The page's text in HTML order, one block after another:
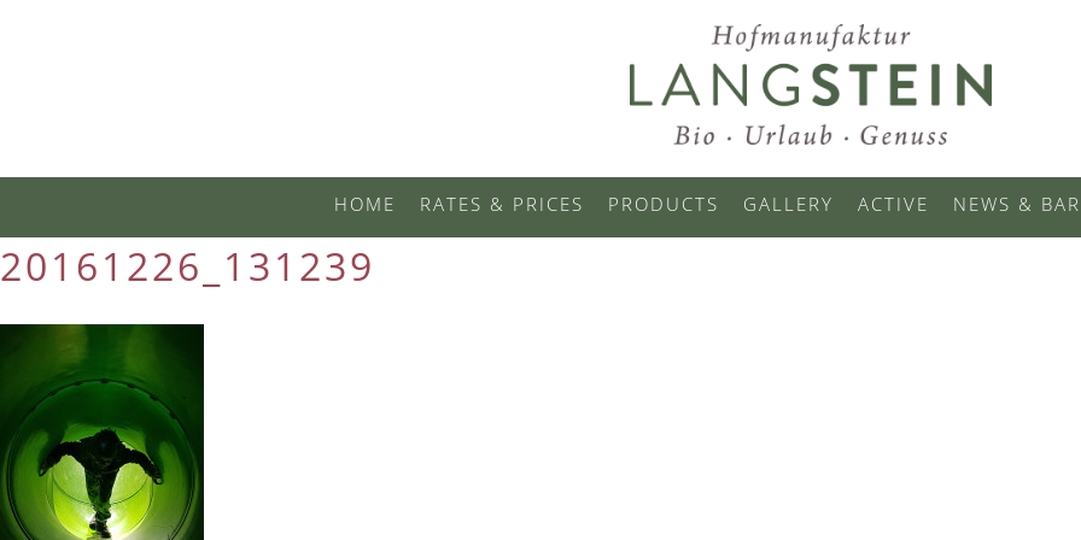
HOME RATES & PRICES PRODUCTS GALLERY ACTIVE NEWS &
20161226_131239